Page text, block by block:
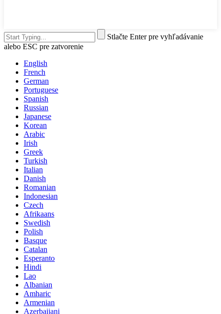
Stlačte Enter pre vyhľadávanie
alebo ESC pre zatvorenie
English
French
German
Portuguese
Spanish
Russian
Japanese
Korean
Arabic
Irish
Greek
Turkish
Italian
Danish
Romanian
Indonesian
Czech
Afrikaans
Swedish
Polish
Basque
Catalan
Esperanto
Hindi
Lao
Albanian
Amharic
Armenian
Azerbaijani